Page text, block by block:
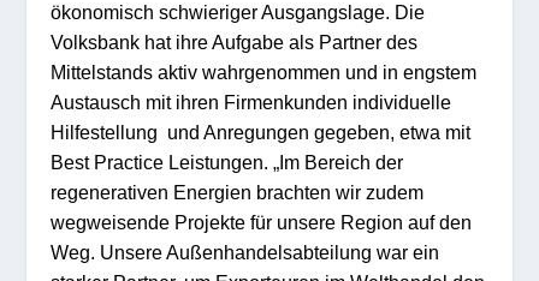
ökonomisch schwieriger Ausgangslage. Die
Volksbank hat ihre Aufgabe als Partner des
Mittelstands aktiv wahrgenommen und in engstem
Austausch mit ihren Firmenkunden individuelle
Hilfestellung und Anregungen gegeben, etwa mit
Best Practice Leistungen. „Im Bereich der
regenerativen Energien brachten wir zudem
wegweisende Projekte für unsere Region auf den
Weg. Unsere Außenhandelsabteilung war ein